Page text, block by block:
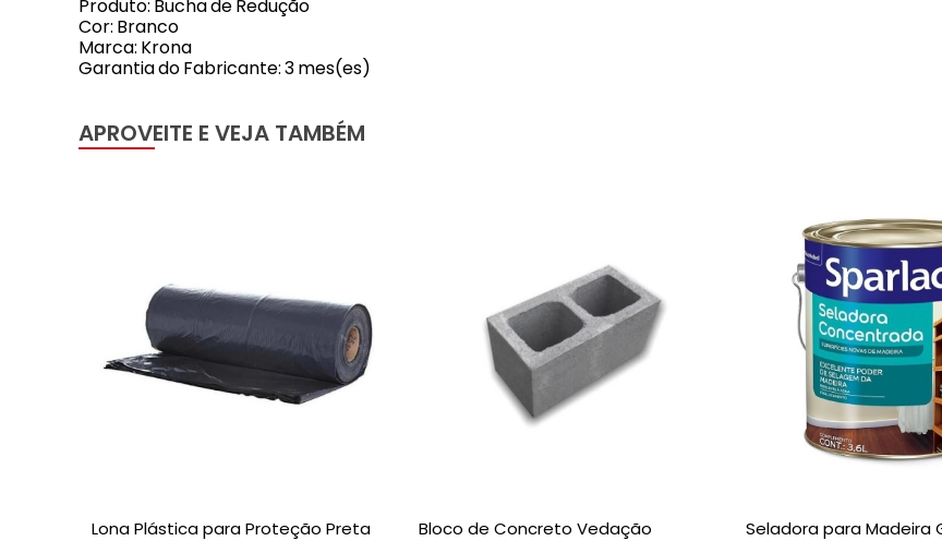
Produto: Bucha de Redução
Cor: Branco
Marca: Krona
Garantia do Fabricante: 3 mes(es)
APROVEITE E VEJA TAMBÉM
Lona Plástica para Proteção Preta
Bloco de Concreto Vedação
Seladora para Madeira